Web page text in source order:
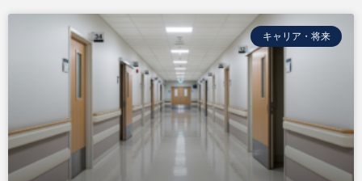
キャリア・将来